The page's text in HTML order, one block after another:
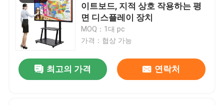
이트보드, 지적 상호 작용하는 평
면 디스플레이 장치
MOQ：1대 pc
가격：협상 가능
최고의 가격 연락처